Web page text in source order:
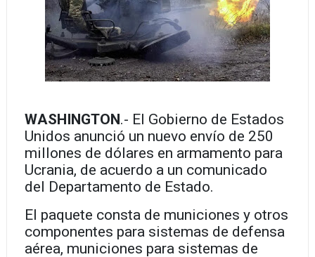
WASHINGTON.- El Gobierno de Estados
Unidos anunció un nuevo envío de 250
millones de dólares en armamento para
Ucrania, de acuerdo a un comunicado
del Departamento de Estado.
El paquete consta de municiones y otros
componentes para sistemas de defensa
aérea, municiones para sistemas de